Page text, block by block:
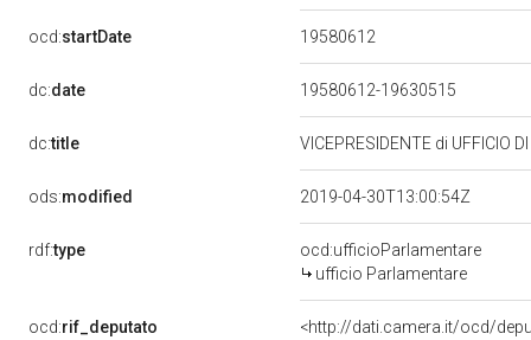
ocd:startDate 19580612
dc:date 19580612-19630515
dc:title VICEPRESIDENTE di UFFICIO
ods:modified 2019-04-30T13:00:54Z
rdf:type
ocd:ufficioParlamentare
ufficio Parlamentare
ocd:rif_deputato
<http://dati.camera.it/ocd/